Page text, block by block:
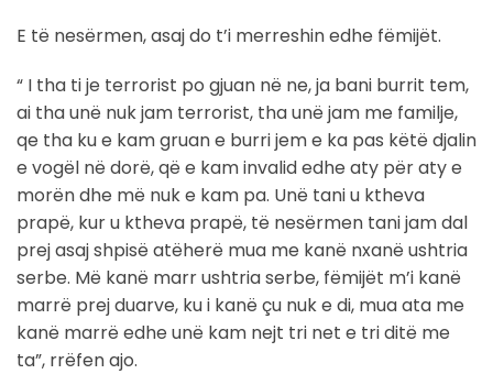
E të nesërmen, asaj do t’i merreshin edhe fëmijët.
“ I tha ti je terrorist po gjuan në ne, ja bani burrit tem,
ai tha unë nuk jam terrorist, tha unë jam me familje,
qe tha ku e kam gruan e burri jem e ka pas këtë djalin
e vogël në dorë, që e kam invalid edhe aty për aty e
morën dhe më nuk e kam pa. Unë tani u ktheva
prapë, kur u ktheva prapë, të nesërmen tani jam dal
prej asaj shpisë atëherë mua me kanë nxanë ushtria
serbe. Më kanë marr ushtria serbe, fëmijët m’i kanë
marrë prej duarve, ku i kanë çu nuk e di, mua ata me
kanë marrë edhe unë kam nejt tri net e tri ditë me
ta”, rrëfen ajo.